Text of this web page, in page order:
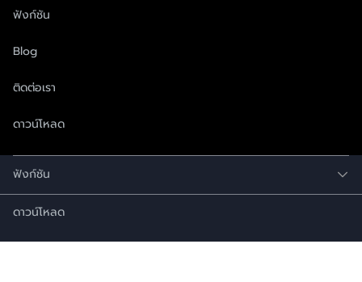
ฟังก์ชัน
Blog
ติดต่อเรา
ดาวน์โหลด
ฟังก์ชัน
ดาวน์โหลด